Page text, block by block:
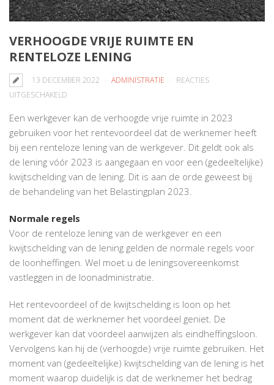
VERHOOGDE VRIJE RUIMTE EN
RENTELOZE LENING
13 DECEMBER 2022 ADMINISTRATIE
REACTIES
UITGESCHAKELD
VRIJE
RUIMTE
EN
RENTELOZE
LENING
Een werkgever kan de verhoogde vrije ruimte in 2023
gebruiken voor het rentevoordeel dat de werknemer heeft
bij een renteloze lening van de werkgever. Dit geldt ook als
de lening vóór 2023 is aangegaan en voor een (gedeeltelijke)
kwijtschelding van de lening. Dit is aan de orde geweest bij
de behandeling van het Belastingplan 2023.
Normale regels
Voor de renteloze lening van de werkgever en een
kwijtschelding van de lening gelden de normale regels voor
de loonheffingen. Wel moet u de leningsovereenkomst
vastleggen in de loonadministratie.
Het rentevoordeel of de kwijtschelding is loon op het
moment dat de werknemer het voordeel geniet. De
werkgever kan dat voordeel aanwijzen als eindheffingsloon.
Vervolgens kan hij de (verhoogde) vrije ruimte gebruiken. Het
moment van (gedeeltelijke) kwijtschelding van de lening is het
moment waarop duidelijk is dat de werknemer het bedrag